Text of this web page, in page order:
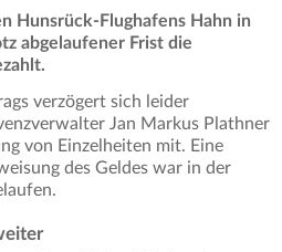
Hunsrück-Flughafens Hahn in
abgelaufener Frist die
verzögert sich leider
Jan Markus Plathner
von Einzelheiten mit. Eine
des Geldes war in der